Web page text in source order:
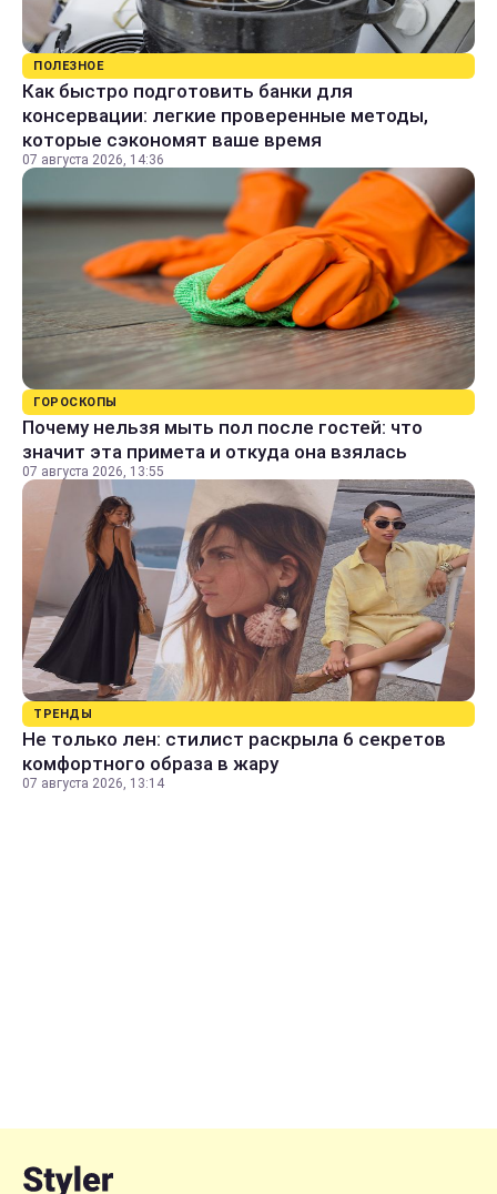
ПОЛЕЗНОЕ
Как быстро подготовить банки для
консервации: легкие проверенные методы,
которые сэкономят ваше время
07 августа 2026, 14:36
ГОРОСКОПЫ
Почему нельзя мыть пол после гостей: что
значит эта примета и откуда она взялась
07 августа 2026, 13:55
ТРЕНДЫ
Не только лен: стилист раскрыла 6 секретов
комфортного образа в жару
07 августа 2026, 13:14